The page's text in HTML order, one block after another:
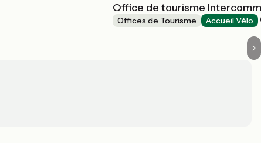
Office de tourisme
Offices de Tourisme Accueil Vélo